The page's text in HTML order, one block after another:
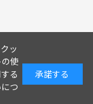
ッ
使
る
つ
承諾する